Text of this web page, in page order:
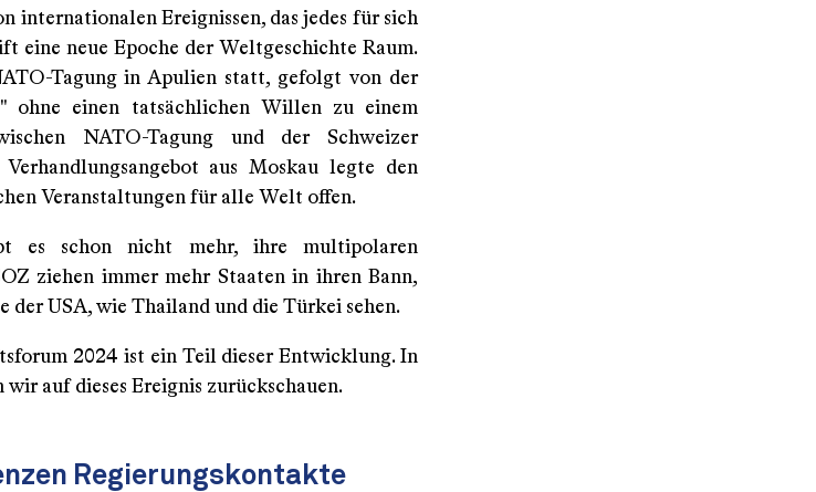
internationalen Ereignissen, das jedes für sich
eine neue Epoche der Weltgeschichte Raum.
Tagung in Apulien statt, gefolgt von der
ohne einen tatsächlichen Willen zu einem
NATO-Tagung und der Schweizer
aus Moskau legte den
Veranstaltungen für alle Welt offen.
es schon nicht mehr, ihre multipolaren
ziehen immer mehr Staaten in ihren Bann,
der USA, wie Thailand und die Türkei sehen.
2024 ist ein Teil dieser Entwicklung. In
auf dieses Ereignis zurückschauen.
Regierungskontakte